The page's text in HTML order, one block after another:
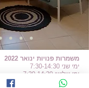
משמרות פנויות ינואר 2022
ימי שני 7:30-14:30
ימי שלישי 7:30-14:30
ימי שישי 12:00-17:00